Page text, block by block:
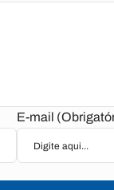
E-mail